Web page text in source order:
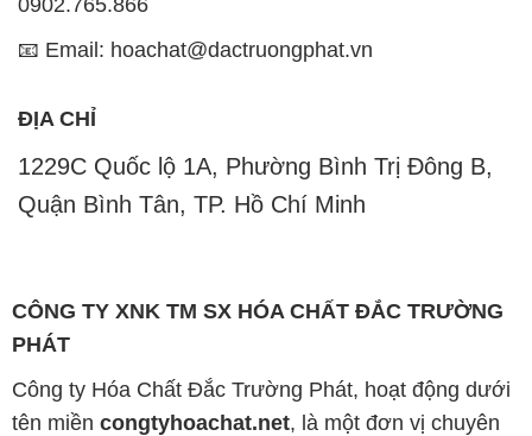
0902.765.866
📧 Email: hoachat@dactruongphat.vn
ĐỊA CHỈ
1229C Quốc lộ 1A, Phường Bình Trị Đông B,
Quận Bình Tân, TP. Hồ Chí Minh
CÔNG TY XNK TM SX HÓA CHẤT ĐẮC TRƯỜNG
PHÁT
Công ty Hóa Chất Đắc Trường Phát, hoạt động dưới
tên miền congtyhoachat.net, là một đơn vị chuyên